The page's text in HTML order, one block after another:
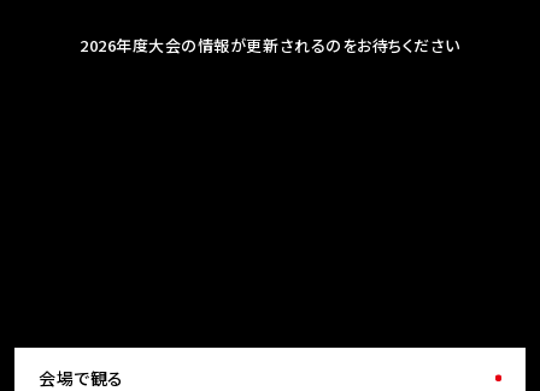
2026年度大会の情報が更新されるのをお待ちください
会場で観る